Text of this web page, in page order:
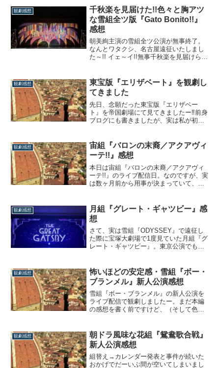
観劇感想
千秋楽を見届けた!!色々と胸アツ
な雪組全ツ版『Gato Bonito!!』
感想
朝美絢主演の雪組全ツ公演が無事終了。
なんとワタクシ、名古屋遠征いたしまし
た～!! イェ～イ!!無事千秋楽を見届けられ
あげてなかったやんけ？と気付きまし
て、今更ながら同時に更新したいと思い
ます。←【仮面のロマネスク編は...
観劇感想
東宝版『エリザベート』を観劇し
てきました
先日、念願だった東宝版『エリザベー
ト』を帝国劇場にて見てきましたー‼前身
ブログにも書きましたが、実は私が初め
エリザを見るのがずっと夢だったんです
よね。ということで本日は、東宝エリザ
を見てきて思ったことをまとめていきま
す。宝塚版エ...
観劇感想
宙組『バロンの末裔／アクアヴィ
ーテ!!』感想
本日は宙組『バロンの末裔／アクアヴィ
ーテ!!』のライブ配信日。なのですが、実
は数ヶ月前から用事が決まっていて、見
こりゃ配信を見ろとの神のお告げやな!!と
思いながら、急遽見ることが出来たので
した。笑とはいえ前半30分は少しばかり
なが...
観劇感想
月組『グレート・ギャツビー』感
想
さて、実は雪組『ODYSSEY』で遠征し
た際に宝塚大劇場で1度見ていた月組『グ
レート・ギャツビー』。東京公演でも無
（千秋楽公演までに何とか間に合ったぜ
セーーーーフ!!）濃厚なガトーショコラの
ような…という書き出して始めたは良い
ものの...
観劇感想
怖いほどの安定感・雪組『ボー・
ブランメル』新人公演感想
雪組『ボー・ブランメル』の新人公演を
ライブ配信で観劇しましたー。まだ本編
の感想を書く前ですけど、（そして色々
定感まず、主演のボー・ブランメルを演
じた109期生の律希奏。…う、うますぎぃ
ぃぃ!!。待って待って、まだ研3です
よ？？？...
観劇感想
朝ドラ風味な花組『鴛鴦歌合戦』
新人公演感想
組替え→カレンダー発表と事件が続いた
おかげでだーいぶ間が空いてしまいまし